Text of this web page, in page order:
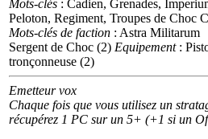
Mots-clés : Cadien, Grenades,
Peloton, Regiment, Troupes de Choc
Mots-clés de faction : Astra Militarum
Sergent de Choc (2) Equipement:
tronçonneuse (2)
Emetteur vox
Chaque fois que vous utilisez un
récupérez 1 PC sur un 5+ (+1 si un